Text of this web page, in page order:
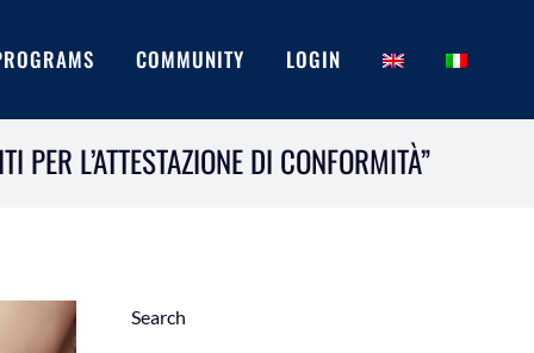
COMMUNITY LOGIN
L’ATTESTAZIONE DI CONFORMITÀ”
Search